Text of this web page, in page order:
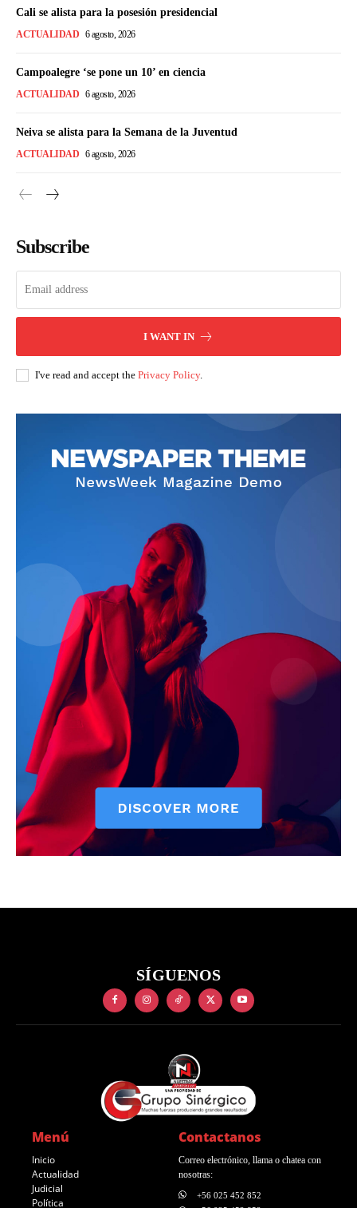
Cali se alista para la posesión presidencial
ACTUALIDAD 6 agosto, 2026
Campoalegre ‘se pone un 10’ en ciencia
ACTUALIDAD 6 agosto, 2026
Neiva se alista para la Semana de la Juventud
ACTUALIDAD 6 agosto, 2026
Subscribe
I WANT IN
I've read and accept the Privacy Policy.
SÍGUENOS
Menú
Inicio
Actualidad
Judicial
Política
Contactanos
Correo electrónico, llama o chatea con
nosotras:
+56 025 452 852